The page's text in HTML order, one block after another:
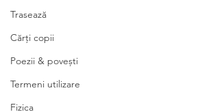
Trasează
Cărți copii
Poezii & povești
Termeni utilizare
Fizica